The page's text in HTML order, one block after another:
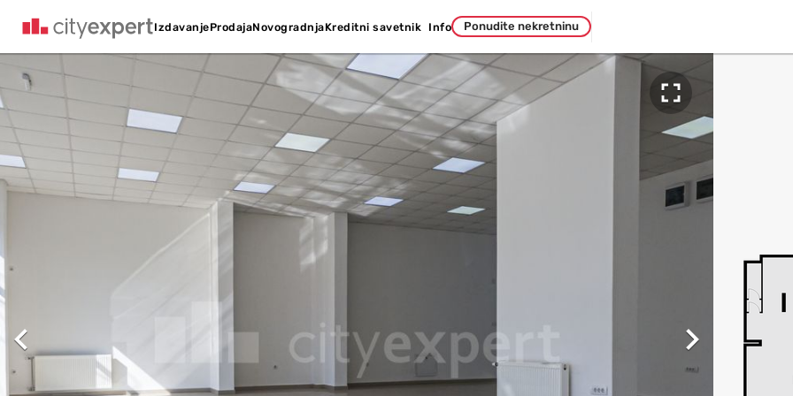
IzdavanjeProdajaNovogradnjaKreditni savetnik Info Ponudite nekretninu
 
